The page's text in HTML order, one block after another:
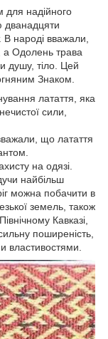
для надійного
дванадцяти
народі вважали,
а Одолень трава
душу, тіло. Цей
Знаком.
латаття, яка
сили,
що латаття
на одязі.
найбільш
можна побачити в
земель, також
Кавказі,
поширеність,
властивостями.